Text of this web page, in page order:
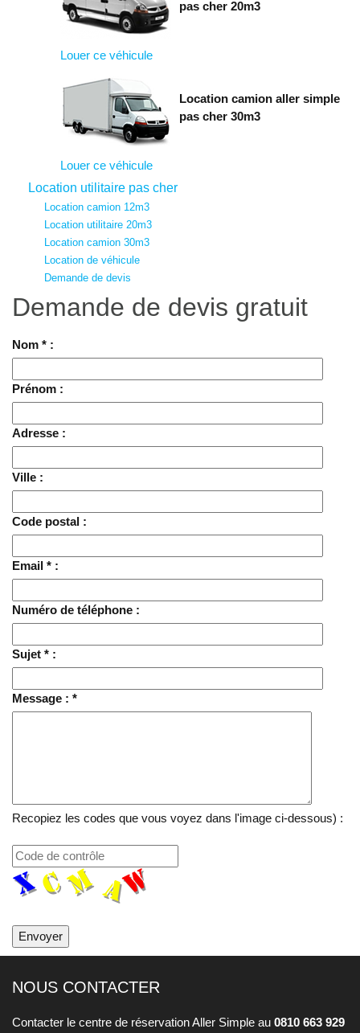
pas cher 20m3
Louer ce véhicule
Location camion aller simple
pas cher 30m3
Louer ce véhicule
Location utilitaire pas cher
Location camion 12m3
Location utilitaire 20m3
Location camion 30m3
Location de véhicule
Demande de devis
Demande de devis gratuit
Nom * :
Prénom :
Adresse :
Ville :
Code postal :
Email * :
Numéro de téléphone :
Sujet * :
Message : *
Recopiez les codes que vous voyez dans l'image ci-dessous) :
NOUS CONTACTER
Contacter le centre de réservation Aller Simple au 0810 663 929